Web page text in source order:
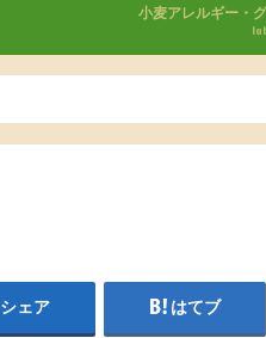
コンビニのグルテンフリー商品
小麦アレルギー・
わたしの小麦アレル
小麦アレルギーの生
シェア はてブ